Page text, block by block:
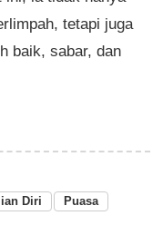
tetapi juga
baik, sabar, dan
Diri
Puasa